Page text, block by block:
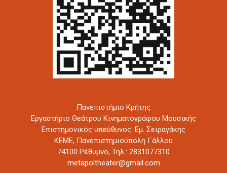
Πανεπιστήμιο Κρήτης
Εργαστήριο Θεάτρου Κινηματογράφου Μουσικής
Επιστημονικός υπεύθυνος: Εμ. Σειραγάκης
ΚΕΜΕ, Πανεπιστημιούπολη Γάλλου
74100 Ρέθυμνο, Τηλ.: 2831077310
metapoltheater@gmail.com